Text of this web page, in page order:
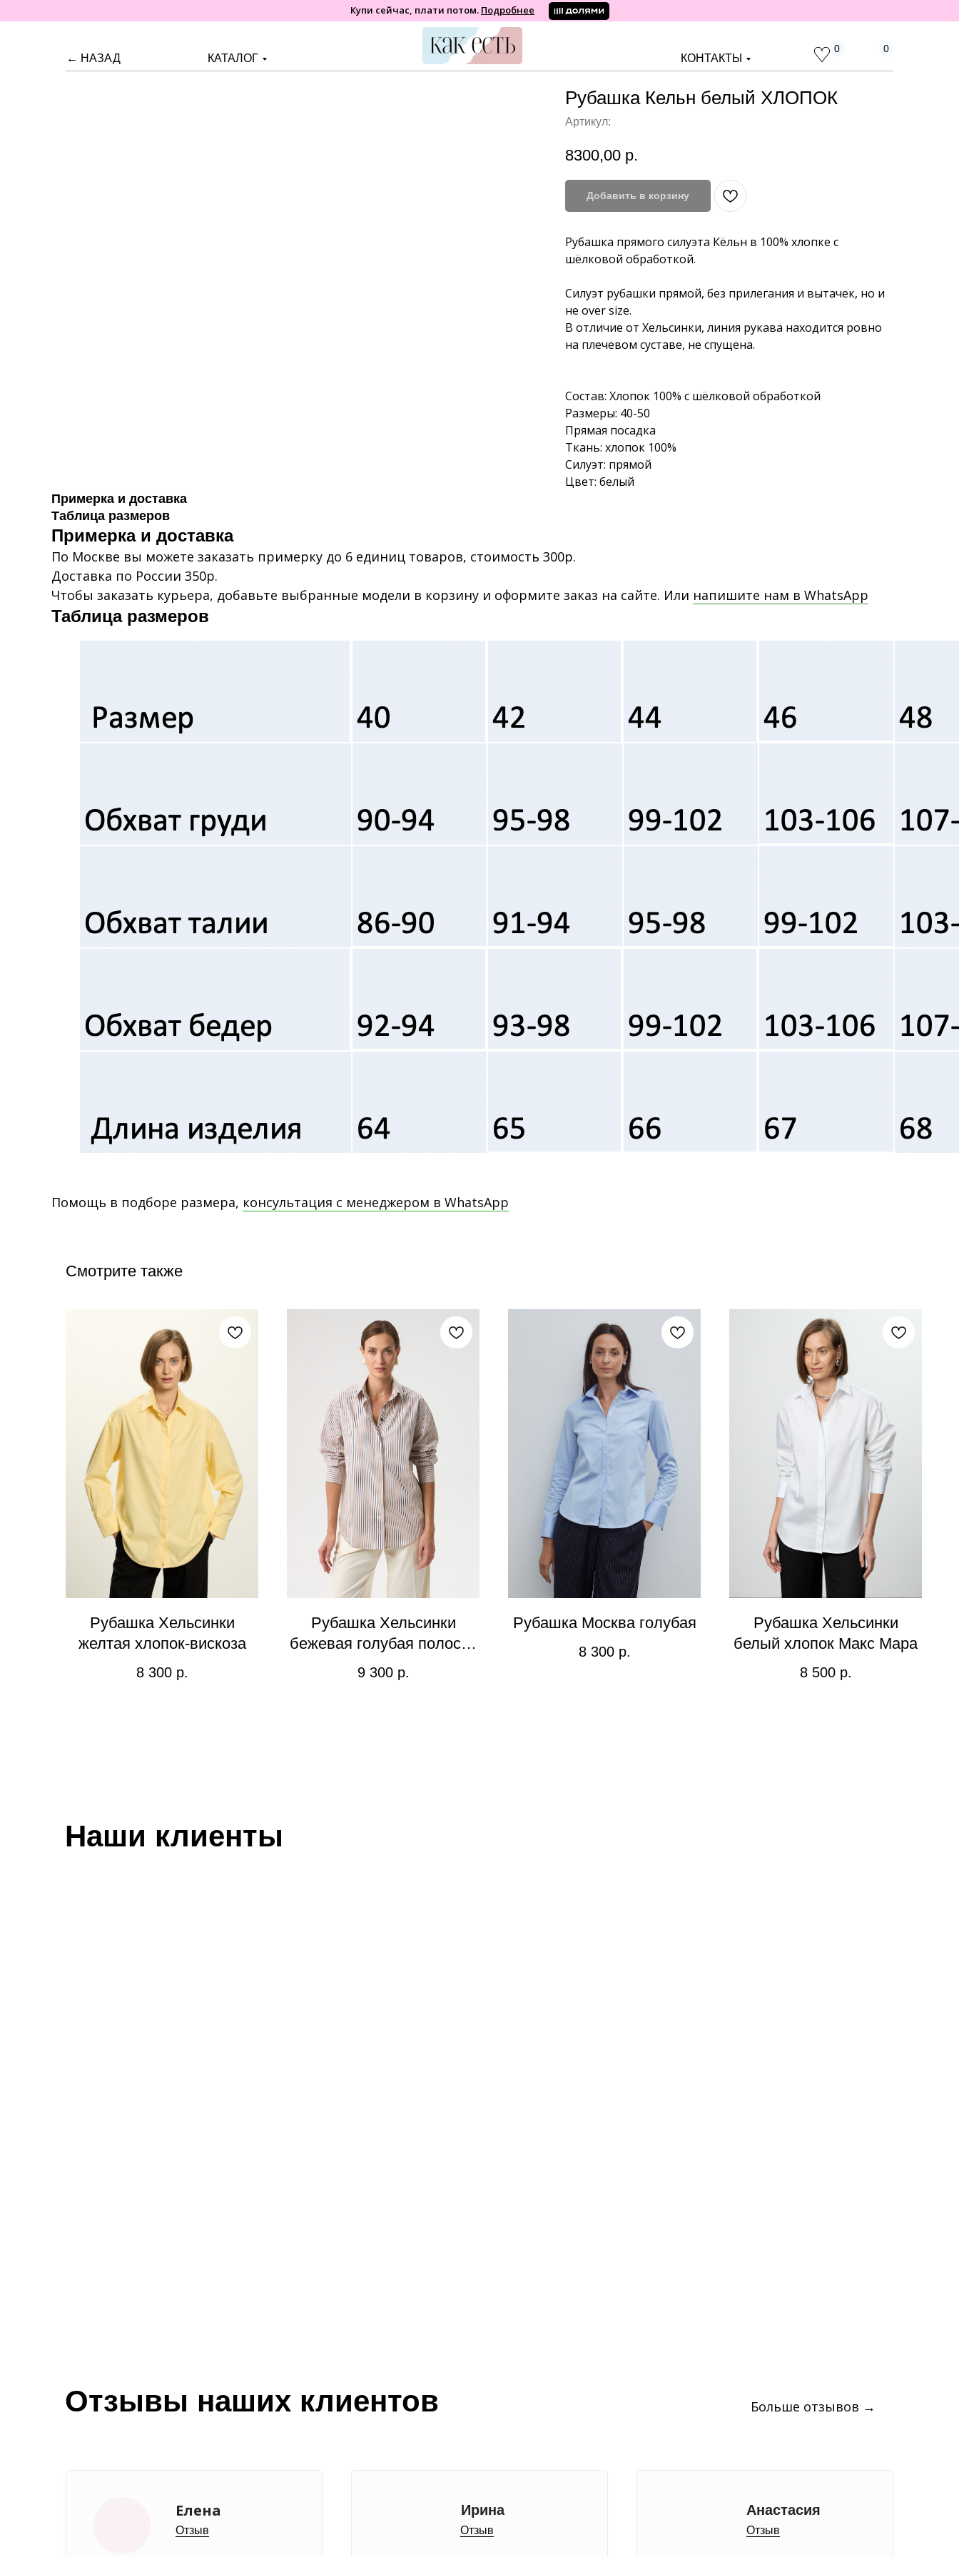
КОНТАКТЫ
КАТАЛОГ
0
← НАЗАД
0
Купи сейчас, плати потом. Подробнее
Рубашка Кельн белый ХЛОПОК
Артикул:
8300,00 р.
Добавить в корзину
Рубашка прямого силуэта Кёльн в 100% хлопке с
шёлковой обработкой.
Силуэт рубашки прямой, без прилегания и вытачек, но и
не over size.
В отличие от Хельсинки, линия рукава находится ровно
на плечевом суставе, не спущена.
Состав: Хлопок 100% с шёлковой обработкой
Размеры: 40-50
Прямая посадка
Ткань: хлопок 100%
Силуэт: прямой
Цвет: белый
Примерка и доставка
Таблица размеров
Примерка и доставка
По Москве вы можете заказать примерку до 6 единиц товаров, стоимость 300р.
Доставка по России 350р.
Чтобы заказать курьера, добавьте выбранные модели в корзину и оформите заказ на сайте. Или напишите нам в WhatsApp
Таблица размеров
Помощь в подборе размера, консультация с менеджером в WhatsApp
Смотрите также
Рубашка Хельсинки
желтая хлопок-вискоза
8 300 р.
Рубашка Хельсинки
бежевая голубая полоска
хлопок
9 300 р.
Рубашка Москва голубая
8 300 р.
Рубашка Хельсинки
белый хлопок Макс Мара
8 500 р.
Наши клиенты
Отзывы наших клиентов Больше отзывов →
Елена Ирина Анастасия
Отзыв
Отзыв
Отзыв